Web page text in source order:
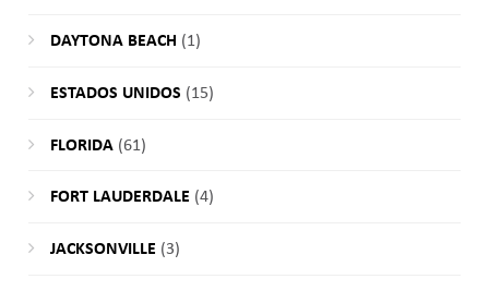
DAYTONA BEACH (1)
ESTADOS UNIDOS (15)
FLORIDA(61)
FORT LAUDERDALE (4)
JACKSONVILLE (3)